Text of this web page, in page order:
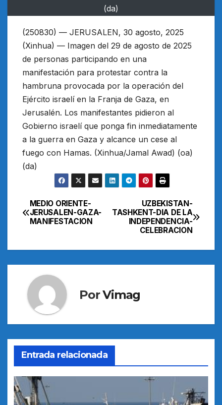
(da)
(250830) — JERUSALEN, 30 agosto, 2025
(Xinhua) — Imagen del 29 de agosto de 2025
de personas participando en una
manifestación para protestar contra la
hambruna provocada por la operación del
Ejército israelí en la Franja de Gaza, en
Jerusalén. Los manifestantes pidieron al
Gobierno israelí que ponga fin inmediatamente
a la guerra en Gaza y alcance un cese al
fuego con Hamas. (Xinhua/Jamal Awad) (oa)
(da)
Navegación
de
entradas
UZBEKISTAN-
TASHKENT-DIA DE LA
INDEPENDENCIA-
CELEBRACION
MEDIO ORIENTE-
JERUSALEN-GAZA-
MANIFESTACION
PorVimag
Entrada relacionada